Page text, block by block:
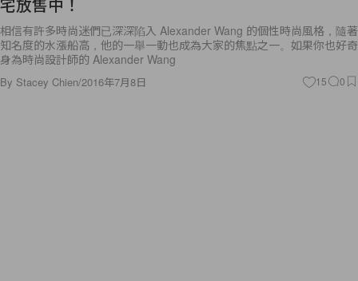
相信有許多時尚迷們已深深陷入 Alexander Wang 的個性時尚風格，隨著
知名度的水漲船高，他的一舉一動也成為大家的焦點之一。如果你也好奇
身為時尚設計師的 Alexander Wang
By Stacey Chien/2016年7月8日 15 0